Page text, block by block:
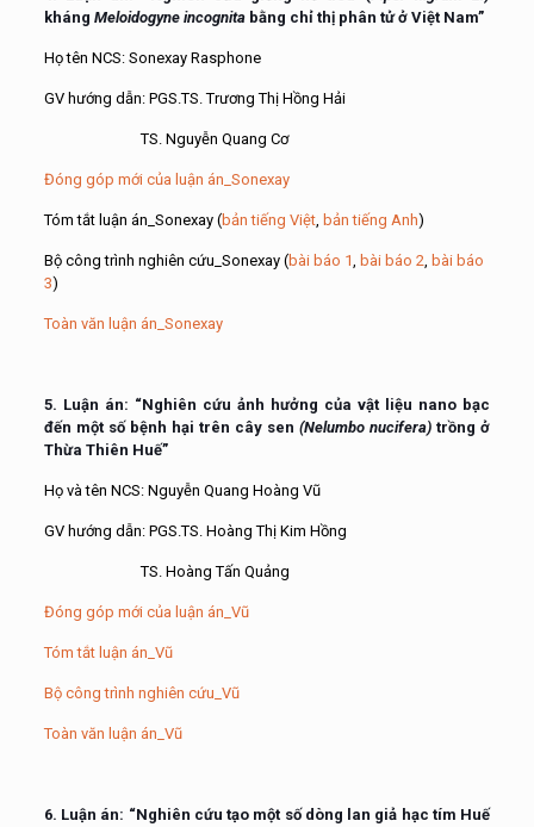
kháng Meloidogyne incognitabằng chỉ thị phân tử ở Việt Nam”
Họ tên NCS: Sonexay Rasphone
GV hướng dẫn: PGS.TS. Trương Thị Hồng Hải
TS. Nguyễn Quang Cơ
Đóng góp mới của luận án_Sonexay
Tóm tắt luận án_Sonexay (bản tiếng Việt, bản tiếng Anh)
Bộ công trình nghiên cứu_Sonexay (bài báo 1, bài báo 2, bài báo
3)
Toàn văn luận án_Sonexay
5. Luận án: “Nghiên cứu ảnh hưởng của vật liệu nano bạc
đến một số bệnh hại trên cây sen(Nelumbo nucifera) trồng ở
Thừa Thiên Huế”
Họ và tên NCS: Nguyễn Quang Hoàng Vũ
GV hướng dẫn: PGS.TS. Hoàng Thị Kim Hồng
TS. Hoàng Tấn Quảng
Đóng góp mới của luận án_Vũ
Tóm tắt luận án_Vũ
Bộ công trình nghiên cứu_Vũ
Toàn văn luận án_Vũ
6. Luận án: “Nghiên cứu tạo một số dòng lan giả hạc tím Huế